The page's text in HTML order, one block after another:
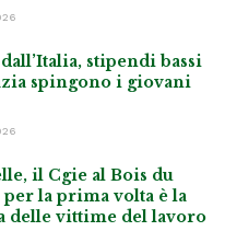
stipendi bassi
spingono i giovani
il Cgie al Bois du
per la prima volta è la
delle vittime del lavoro